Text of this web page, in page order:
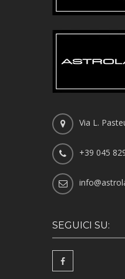
Via L.
+39 045
SEGUICI SU: